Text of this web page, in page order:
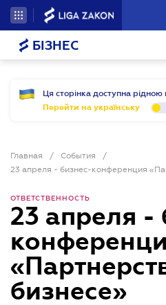
БІЗНЕС
Ця сторінка доступна
Перейти на українську
Главная / События
/
ОТВЕТСТВЕННОСТЬ
23 апреля -
бизнесе»